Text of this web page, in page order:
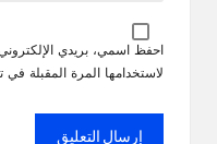
احفظ اسمي، بريدي
لاستخدامها المرة المقبلة في